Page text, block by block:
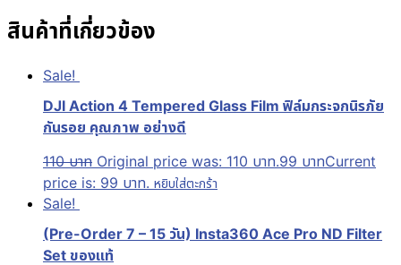
สินค้าที่เกี่ยวข้อง
Sale!
DJI Action 4 Tempered Glass Film ฟิล์มกระจกนิรภัย
กันรอย คุณภาพ อย่างดี
110บาท Original price was: 110 บาท.99 บาทCurrent
price is: 99 บาท. หยิบใส่ตะกร้า
Sale!
(Pre-Order 7 – 15 วัน) Insta360 Ace Pro ND Filter
Set ของแท้